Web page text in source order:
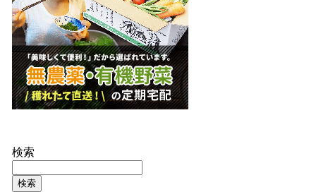
検索
検索